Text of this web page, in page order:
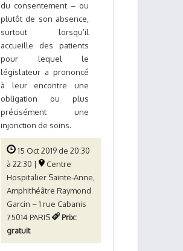
du consentement – ou
plutôt de son absence,
surtout lorsqu’il
accueille des patients
pour lequel le
législateur a prononcé
à leur encontre une
obligation ou plus
précisément une
injonction de soins.
15 Oct 2019 de 20:30
à 22:30 |
Centre
Hospitalier Sainte-Anne,
Amphithéâtre Raymond
Garcin – 1 rue Cabanis
75014 PARIS
Prix:
gratuit